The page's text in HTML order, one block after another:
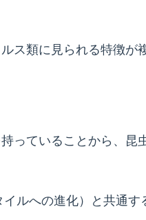
ス類に見られる特徴が
っていることから、昆
ルへの進化）と共通す